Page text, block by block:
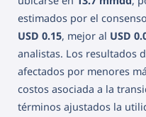
estimados por el
USD 0.15, mejor al USD
analistas. Los resultados
afectados por menores
costos asociada a la
términos ajustados la